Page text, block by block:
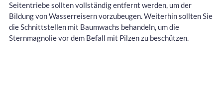
Seitentriebe sollten vollständig entfernt werden, um der
Bildung von Wasserreisern vorzubeugen. Weiterhin sollten Sie
die Schnittstellen mit Baumwachs behandeln, um die
Sternmagnolie vor dem Befall mit Pilzen zu beschützen.